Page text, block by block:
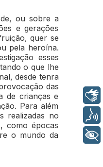
ou sobre a
e gerações
quer se
pela heroína.
esses
o que lhe
desde tenra
das
de crianças e
Para além
realizadas no
como épocas
o mundo da
Libras
+ Acessibilidade